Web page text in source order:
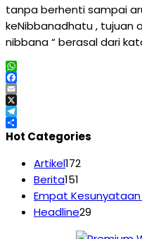
tanpa berhenti sampai
keNibbanadhatu , tujuan
nibbana “ berasal dari
WhatsApp
Facebook
Email
X
Telegram
Share
Hot Categories
Artikel172
Berita151
Empat Kesunyataan
Headline29